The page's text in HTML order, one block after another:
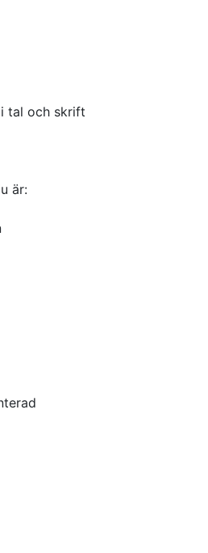
tal och skrift
är: